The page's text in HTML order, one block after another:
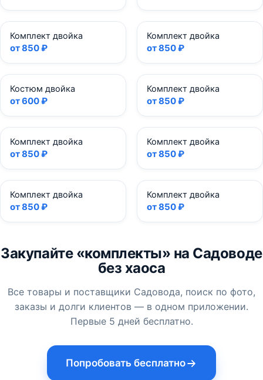
Комплект двойка
от 850 ₽
Комплект двойка
от 850 ₽
Костюм двойка
от 600 ₽
Комплект двойка
от 850 ₽
Комплект двойка
от 850 ₽
Комплект двойка
от 850 ₽
Комплект двойка
от 850 ₽
Комплект двойка
от 850 ₽
Закупайте «комплекты» на Садоводе
без хаоса
Все товары и поставщики Садовода, поиск по фото,
заказы и долги клиентов — в одном приложении.
Первые 5 дней бесплатно.
Попробовать бесплатно